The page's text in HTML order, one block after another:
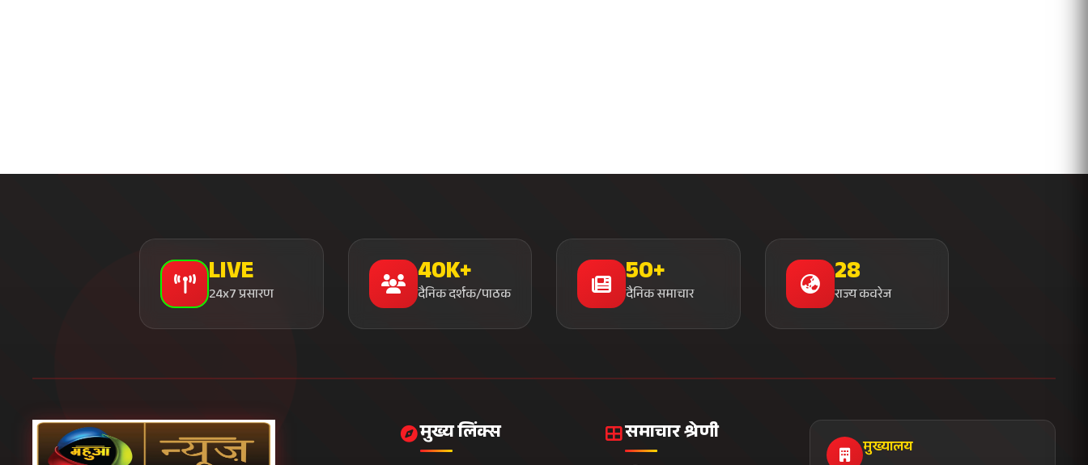
LIVE
24x7 प्रसारण
40K+
दैनिक दर्शक/पाठक
50+
दैनिक समाचार
28
राज्य कवरेज
मुख्य लिंक्स समाचार श्रेणी मुख्यालय